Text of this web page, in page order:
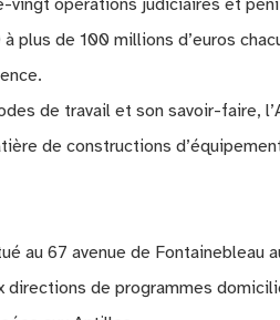
vingt opérations judiciaires et
à plus de 100 millions d’euros
de travail et son savoir-faire,
de constructions
au 67 avenue de Fontainebleau
directions de programmes